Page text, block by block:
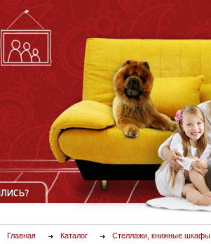
Главная Каталог Стеллажи, книжные шкафы